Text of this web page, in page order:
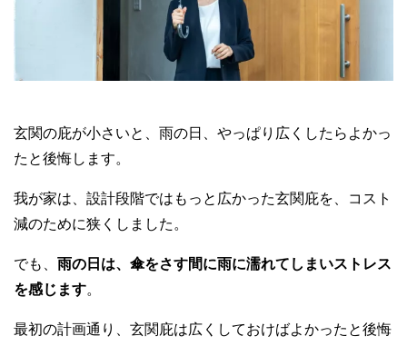
玄関の庇が小さいと、雨の日、やっぱり広くしたらよかっ
たと後悔します。
我が家は、設計段階ではもっと広かった玄関庇を、コスト
減のために狭くしました。
でも、 雨の日は、傘をさす間に雨に濡れてしまいストレス
を感じます。
最初の計画通り、玄関庇は広くしておけばよかったと後悔